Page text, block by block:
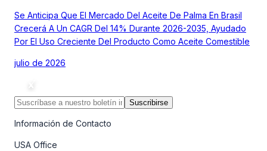
Se Anticipa Que El Mercado Del Aceite De Palma En Brasil
Crecerá A Un CAGR Del 14% Durante 2026-2035, Ayudado
Por El Uso Creciente Del Producto Como Aceite Comestible
julio de 2026
Suscribirse
Información de Contacto
USA Office